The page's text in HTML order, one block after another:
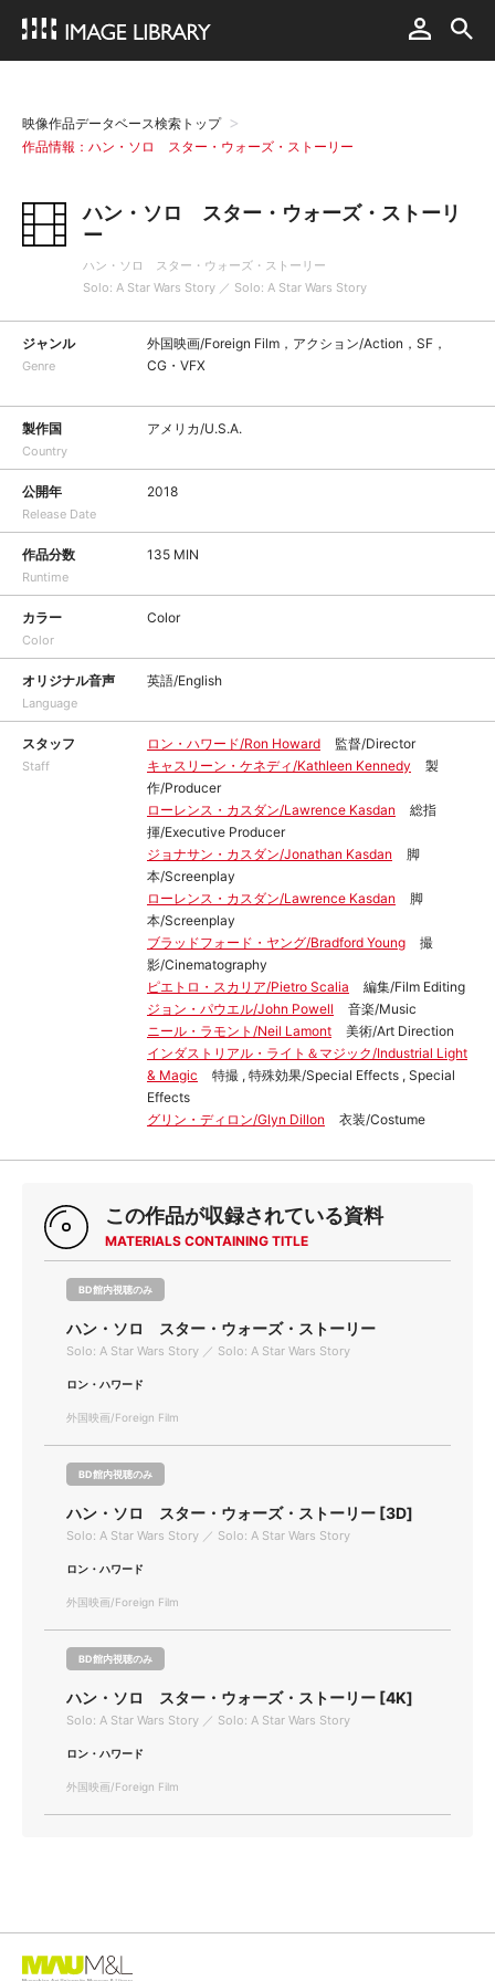
映像作品データベース検索トップ
作品情報：ハン・ソロ スター・ウォーズ・ストーリー
ハン・ソロ スター・ウォーズ・ストーリ
ー
ハン・ソロ スター・ウォーズ・ストーリー
Solo: A Star Wars Story ／ Solo: A Star Wars Story
ジャンル
Genre
外国映画/Foreign Film，アクション/Action，SF，
CG・VFX
製作国
Country
アメリカ/U.S.A.
公開年
Release Date
2018
作品分数
Runtime
135 MIN
カラー
Color
Color
オリジナル音声
Language
英語/English
スタッフ
Staff
ロン・ハワード/Ron Howard
監督/Director
キャスリーン・ケネディ/Kathleen Kennedy
製
作/Producer
ローレンス・カスダン/Lawrence Kasdan
総指
揮/Executive Producer
ジョナサン・カスダン/Jonathan Kasdan
脚
本/Screenplay
ローレンス・カスダン/Lawrence Kasdan
脚
本/Screenplay
ブラッドフォード・ヤング/Bradford Young
撮
影/Cinematography
ピエトロ・スカリア/Pietro Scalia
編集/Film Editing
ジョン・パウエル/John Powell
音楽/Music
ニール・ラモント/Neil Lamont
美術/Art Direction
インダストリアル・ライト＆マジック/Industrial Light
& Magic
特撮 , 特殊効果/Special Effects , Special
Effects
グリン・ディロン/Glyn Dillon
衣装/Costume
この作品が収録されている資料
MATERIALS CONTAINING TITLE
BD館内視聴のみ
ハン・ソロ スター・ウォーズ・ストーリー
Solo: A Star Wars Story ／ Solo: A Star Wars Story
ロン・ハワード
外国映画/Foreign Film
BD館内視聴のみ
ハン・ソロ スター・ウォーズ・ストーリー [3D]
Solo: A Star Wars Story ／ Solo: A Star Wars Story
ロン・ハワード
外国映画/Foreign Film
BD館内視聴のみ
ハン・ソロ スター・ウォーズ・ストーリー [4K]
Solo: A Star Wars Story ／ Solo: A Star Wars Story
ロン・ハワード
外国映画/Foreign Film